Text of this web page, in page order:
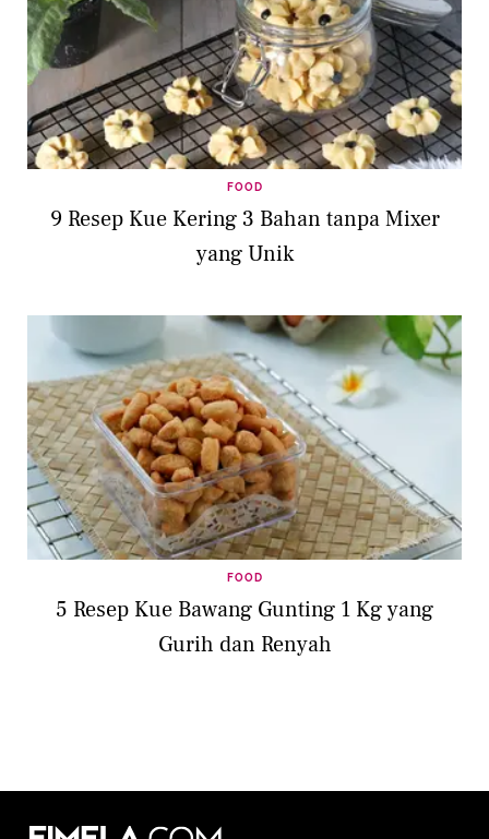
FOOD
9 Resep Kue Kering 3 Bahan tanpa Mixer
yang Unik
FOOD
5 Resep Kue Bawang Gunting 1 Kg yang
Gurih dan Renyah